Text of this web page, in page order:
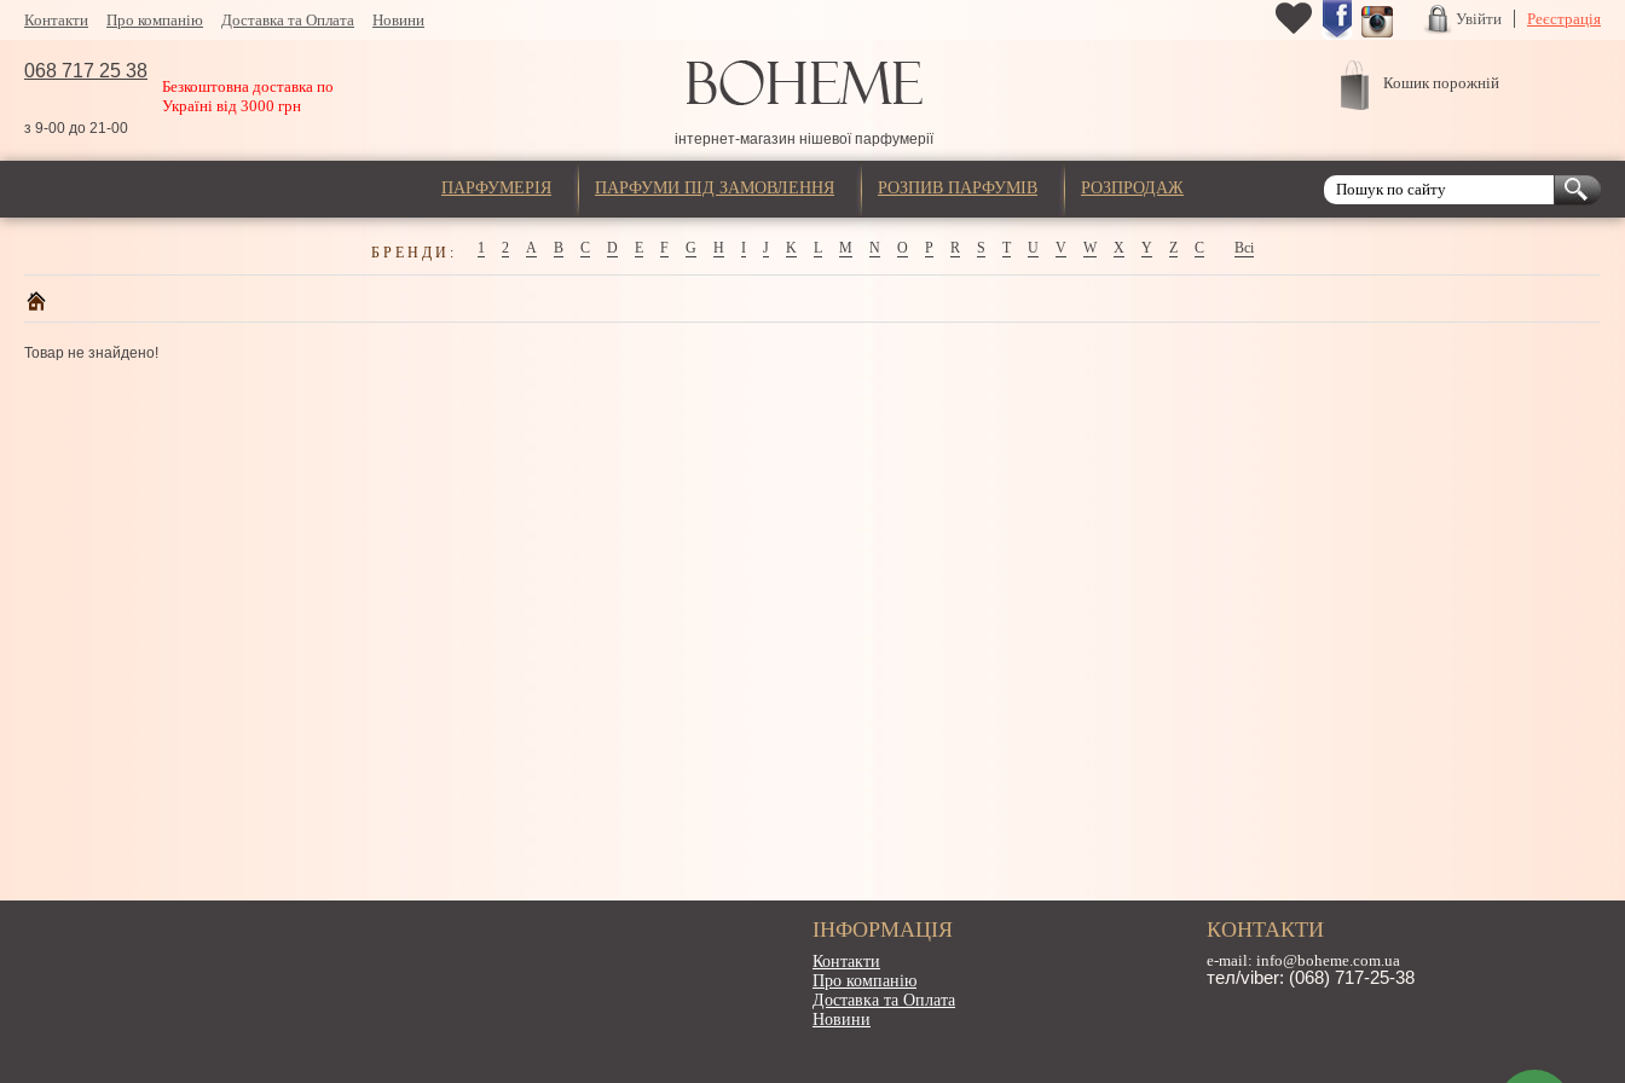
Контакти Про компанію Доставка та Оплата Новини Увійти Реєстрація
068 717 25 38
Безкоштовна доставка по
Україні від 3000 грн
з 9-00 до 21-00
інтернет-магазин нішевої парфумерії
Кошик порожній
ПАРФУМЕРІЯ ПАРФУМИ ПІД ЗАМОВЛЕННЯ РОЗПИВ ПАРФУМІВ РОЗПРОДАЖ
БРЕНДИ: 1 2 A B C D E F G H I J K L M N O P R S T U V W X Y Z С Всі
Товар не знайдено!
ІНФОРМАЦІЯ
Контакти
Про компанію
Доставка та Оплата
Новини
КОНТАКТИ
e-mail: info@boheme.com.ua
тел/viber: (068) 717-25-38